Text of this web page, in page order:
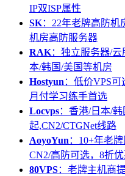
IP双ISP属性
SK：22年老牌高防
机房高防服务器
RAK：独立服务器/云
本/韩国/美国等机房
Hostyun ：低价VPS
月付学习练手首选
Locvps：香港/日本/
起,CN2/CTGNet线路
AoyoYun ：10+年老
CN2/高防可选，8折
80VPS：老牌主机商